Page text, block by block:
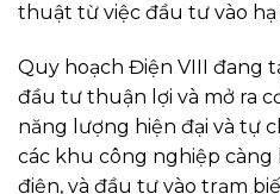
thuật từ việc đầu tư vào hạ
Quy hoạch Điện VIII đang
đầu tư thuận lợi và mở ra
năng lượng hiện đại và tự
các khu công nghiệp
điện, và đầu tư vào trạm